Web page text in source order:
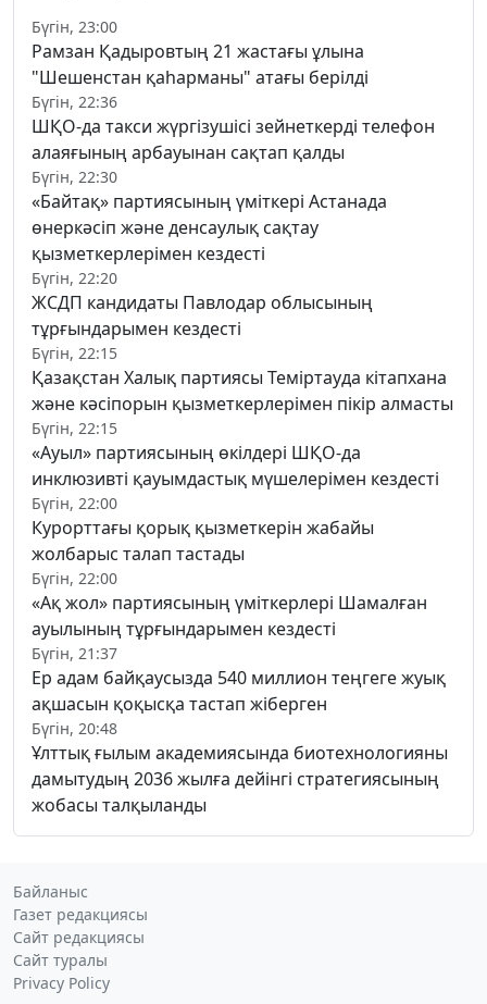
Бүгін, 23:00
Рамзан Қадыровтың 21 жастағы ұлына
"Шешенстан қаһарманы" атағы берілді
Бүгін, 22:36
ШҚО-да такси жүргізушісі зейнеткерді телефон
алаяғының арбауынан сақтап қалды
Бүгін, 22:30
«Байтақ» партиясының үміткері Астанада
өнеркәсіп және денсаулық сақтау
қызметкерлерімен кездесті
Бүгін, 22:20
ЖСДП кандидаты Павлодар облысының
тұрғындарымен кездесті
Бүгін, 22:15
Қазақстан Халық партиясы Теміртауда кітапхана
және кәсіпорын қызметкерлерімен пікір алмасты
Бүгін, 22:15
«Ауыл» партиясының өкілдері ШҚО-да
инклюзивті қауымдастық мүшелерімен кездесті
Бүгін, 22:00
Курорттағы қорық қызметкерін жабайы
жолбарыс талап тастады
Бүгін, 22:00
«Ақ жол» партиясының үміткерлері Шамалған
ауылының тұрғындарымен кездесті
Бүгін, 21:37
Ер адам байқаусызда 540 миллион теңгеге жуық
ақшасын қоқысқа тастап жіберген
Бүгін, 20:48
Ұлттық ғылым академиясында биотехнологияны
дамытудың 2036 жылға дейінгі стратегиясының
жобасы талқыланды
Байланыс
Газет редакциясы
Сайт редакциясы
Сайт туралы
Privacy Policy